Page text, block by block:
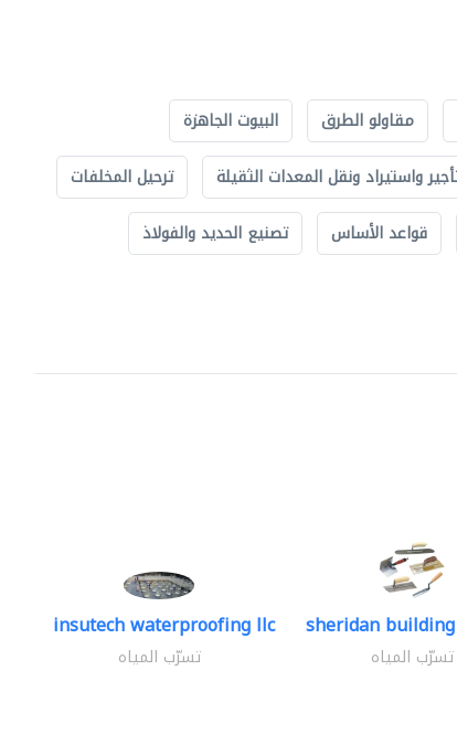
مقاولو الطرق
البيوت الجاهزة
واستيراد ونقل المعدات الثقيلة
ترحيل المخلفات
قواعد الأساس
تصنيع الحديد والفولاذ
insutech waterproofing llc
تسرّب المياه
sheridan
تسرّب المياه